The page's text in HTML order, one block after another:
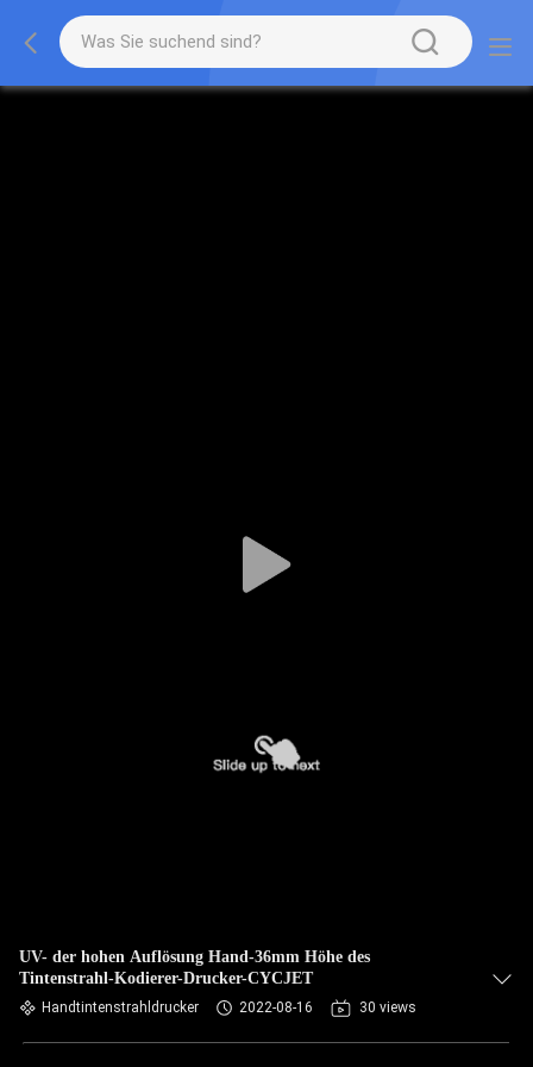
UV- der hohen Auflösung Hand-36mm Höhe des
Tintenstrahl-Kodierer-Drucker-CYCJET
Handtintenstrahldrucker 2022-08-16 30 views